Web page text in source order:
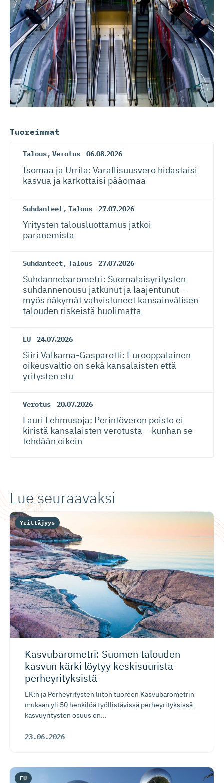
Tuoreimmat
Talous, Verotus 06.08.2026
Isomaa ja Urrila: Varallisuusvero hidastaisi
kasvua ja karkottaisi pääomaa
Suhdanteet, Talous 27.07.2026
Yritysten talousluottamus jatkoi
paranemista
Suhdanteet, Talous 27.07.2026
Suhdanneba­ro­metri: Suomalaisy­ri­tysten
suhdannenousu jatkunut ja laajentunut –
myös näkymät vahvistuneet kansainvälisen
talouden riskeistä huolimatta
EU 24.07.2026
Siiri Valkama-Gas­pa­rotti: Eurooppalainen
oikeusvaltio on sekä kansalaisten että
yritysten etu
Verotus 20.07.2026
Lauri Lehmusoja: Perintöveron poisto ei
kiristä kansalaisten verotusta – kunhan se
tehdään oikein
Lue seuraavaksi
Kasvubaro­metri: Suomen talouden
kasvun kärki löytyy keskisuurista
perheyrityksistä
EK:n ja Perheyritysten liiton tuoreen Kasvubarometrin
mukaan yli 50 henkilöä työllistävissä perheyrityksissä
kasvuyritysten osuus on...
23.06.2026
Yrittäjyys
EU